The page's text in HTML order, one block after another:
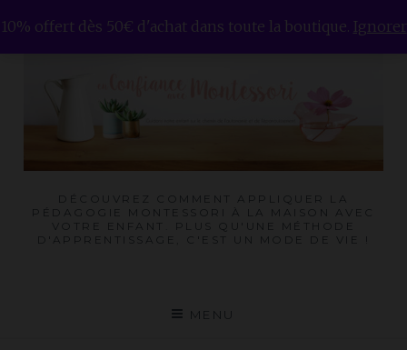
to
DÉCOUVREZ COMMENT APPLIQUER LA
PÉDAGOGIE MONTESSORI À LA MAISON AVEC
VOTRE ENFANT. PLUS QU'UNE MÉTHODE
D'APPRENTISSAGE, C'EST UN MODE DE VIE !
MENU
10% offert dès 50€ d'achat dans toute la boutique. Ignorer